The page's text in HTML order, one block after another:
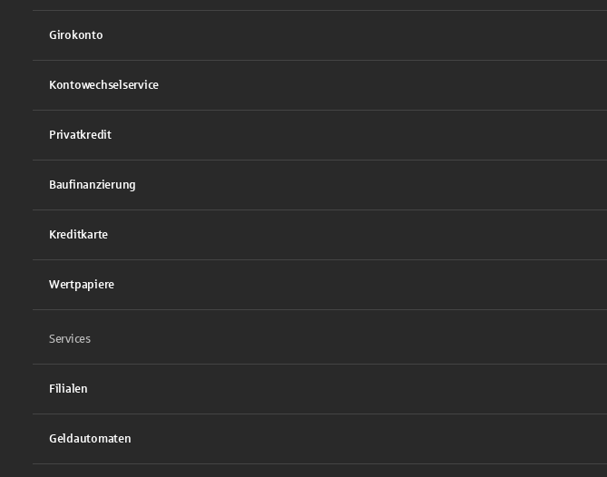
Girokonto
Kontowechselservice
Privatkredit
Baufinanzierung
Kreditkarte
Wertpapiere
Services
Filialen
Geldautomaten